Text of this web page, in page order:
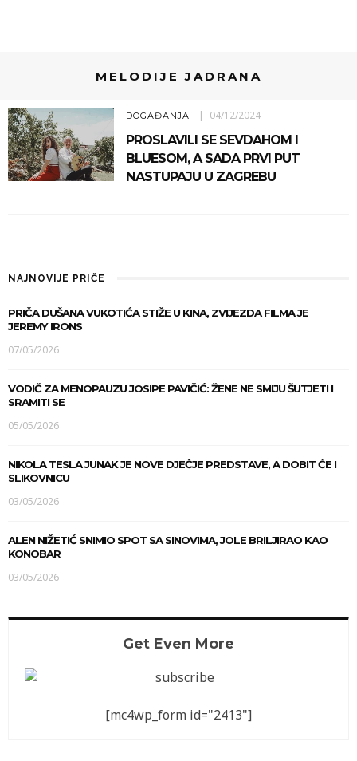
MELODIJE JADRANA
DOGAĐANJA 04/12/2024
PROSLAVILI SE SEVDAHOM I
BLUESOM, A SADA PRVI PUT
NASTUPAJU U ZAGREBU
NAJNOVIJE PRIČE
PRIČA DUŠANA VUKOTIĆA STIŽE U KINA, ZVIJEZDA FILMA JE
JEREMY IRONS
07/05/2026
VODIČ ZA MENOPAUZU JOSIPE PAVIČIĆ: ŽENE NE SMIJU ŠUTJETI I
SRAMITI SE
05/05/2026
NIKOLA TESLA JUNAK JE NOVE DJEČJE PREDSTAVE, A DOBIT ĆE I
SLIKOVNICU
03/05/2026
ALEN NIŽETIĆ SNIMIO SPOT SA SINOVIMA, JOLE BRILJIRAO KAO
KONOBAR
03/05/2026
Get Even More
[mc4wp_form id="2413"]